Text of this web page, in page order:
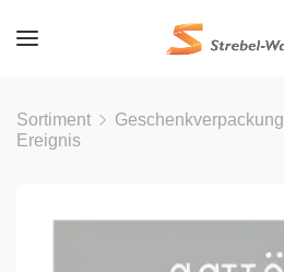
Sortiment Geschenkverpackung
Ereignis